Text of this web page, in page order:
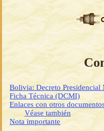
Bolivia: Decreto Presidencial
Ficha Técnica (DCMI)
Enlaces con otros
Véase también
Nota importante